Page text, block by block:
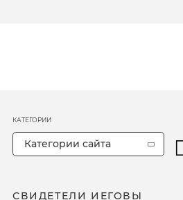
СВИДЕТЕЛИ ИЕГОВЫ
КАТЕГОРИИ
Категории сайта